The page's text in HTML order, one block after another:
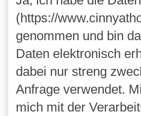
(https://
genommen und bin
Daten elektronisch
dabei nur streng
Anfrage verwendet.
mich mit der